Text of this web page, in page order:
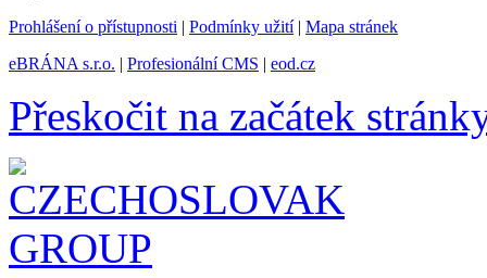
Prohlášení o přístupnosti | Podmínky užití| Mapa stránek
eBRÁNA s.r.o. | Profesionální CMS | eod.cz
Přeskočit na začátek